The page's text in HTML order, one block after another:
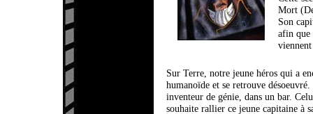
Mort
Son
afin que
Sur Terre, notre jeune héros qui a
humanoïde et se retrouve
inventeur de génie, dans un bar.
souhaite rallier ce jeune capitaine à